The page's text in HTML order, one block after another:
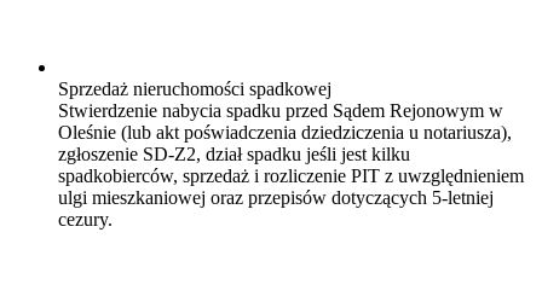
Sprzedaż nieruchomości spadkowej
Stwierdzenie nabycia spadku przed Sądem Rejonowym w
Oleśnie (lub akt poświadczenia dziedziczenia u notariusza),
zgłoszenie SD-Z2, dział spadku jeśli jest kilku
spadkobierców, sprzedaż i rozliczenie PIT z uwzględnieniem
ulgi mieszkaniowej oraz przepisów dotyczących 5-letniej
cezury.